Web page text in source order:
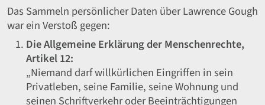
Das Sammeln persönlicher Daten über Lawrence Gough
war ein Verstoß gegen:
Die Allgemeine Erklärung der Menschenrechte,
Artikel 12:
„Niemand darf willkürlichen Eingriffen in sein
Privatleben, seine Familie, seine Wohnung und
seinen Schriftverkehr oder Beeinträchtigungen